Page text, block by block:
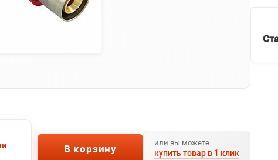
В корзину или вы можете
купить товар в 1 клик